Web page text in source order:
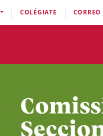
COLÉGIATE CORREO